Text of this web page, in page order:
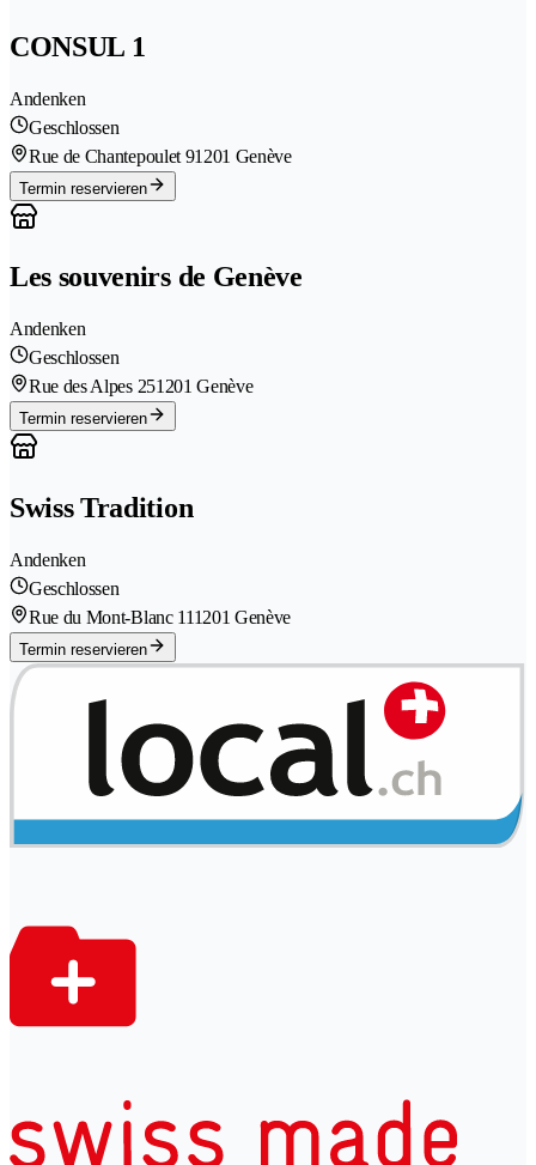
CONSUL 1
Andenken
Geschlossen
Rue de Chantepoulet 91201 Genève
Termin reservieren
Les souvenirs de Genève
Andenken
Geschlossen
Rue des Alpes 251201 Genève
Termin reservieren
Swiss Tradition
Andenken
Geschlossen
Rue du Mont-Blanc 111201 Genève
Termin reservieren